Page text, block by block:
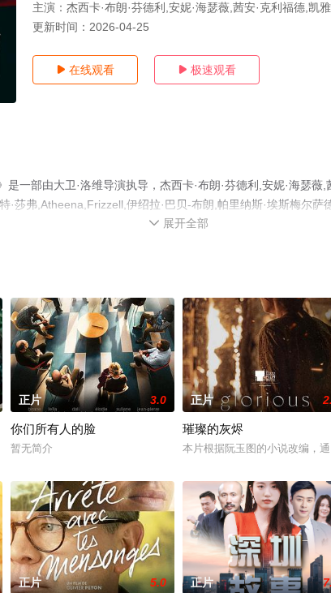
主演： 杰西卡·布朗·芬德利,安妮·海瑟薇,茜安·克利福德,凯
更新时间： 2026-04-25
 在线观看  极速观看
一部由大卫·洛维导演执导，杰西卡·布朗·芬德利,安妮·海瑟薇,
·莎弗,Atheena,Frizzell,伊绍拉·巴贝-布朗,帕里纳斯·埃斯梅尔萨
影，手机免费观看高清无删减完整版电影大全就上飘花影院，更
 展开全部
”中的谜团，漫画家岸边露伴造访了法国卢浮宫，那里正有许多可怕
正片 3.0
你们所有人的脸
暂无简介
正片
璀璨的灰烬
本片根据阮玉图的小说改编，
正片 5.0 正片